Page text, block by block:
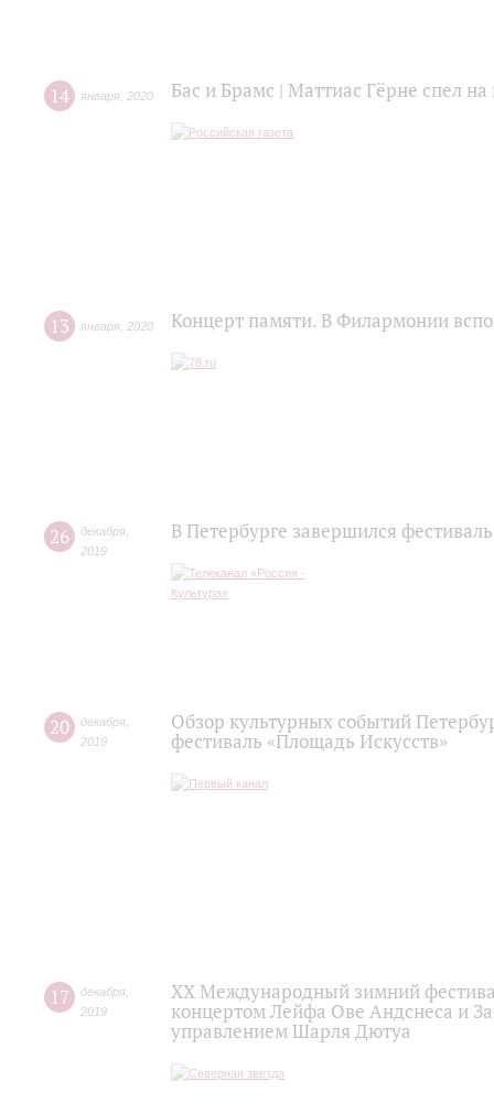
14 января 2020 Бас и Брамс | Маттиас Гёрне спел
13 января 2020 Концерт памяти. В Филармонии
26 декабря
2019
В Петербурге завершился
20 декабря
2019
Обзор культурных событий
фестиваль «Площадь Искусств»
17 декабря
2019
XX Международный зимний
концертом Лейфа Ове Андснеса и
управлением Шарля Дютуа